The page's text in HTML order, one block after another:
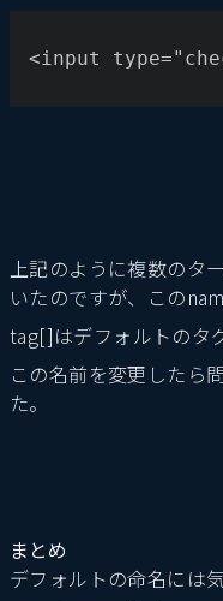
<input
上記のように複数のタ
いたのですが、この
tag[]はデフォルトのタ
この名前を変更したら
た。
まとめ
デフォルトの命名には